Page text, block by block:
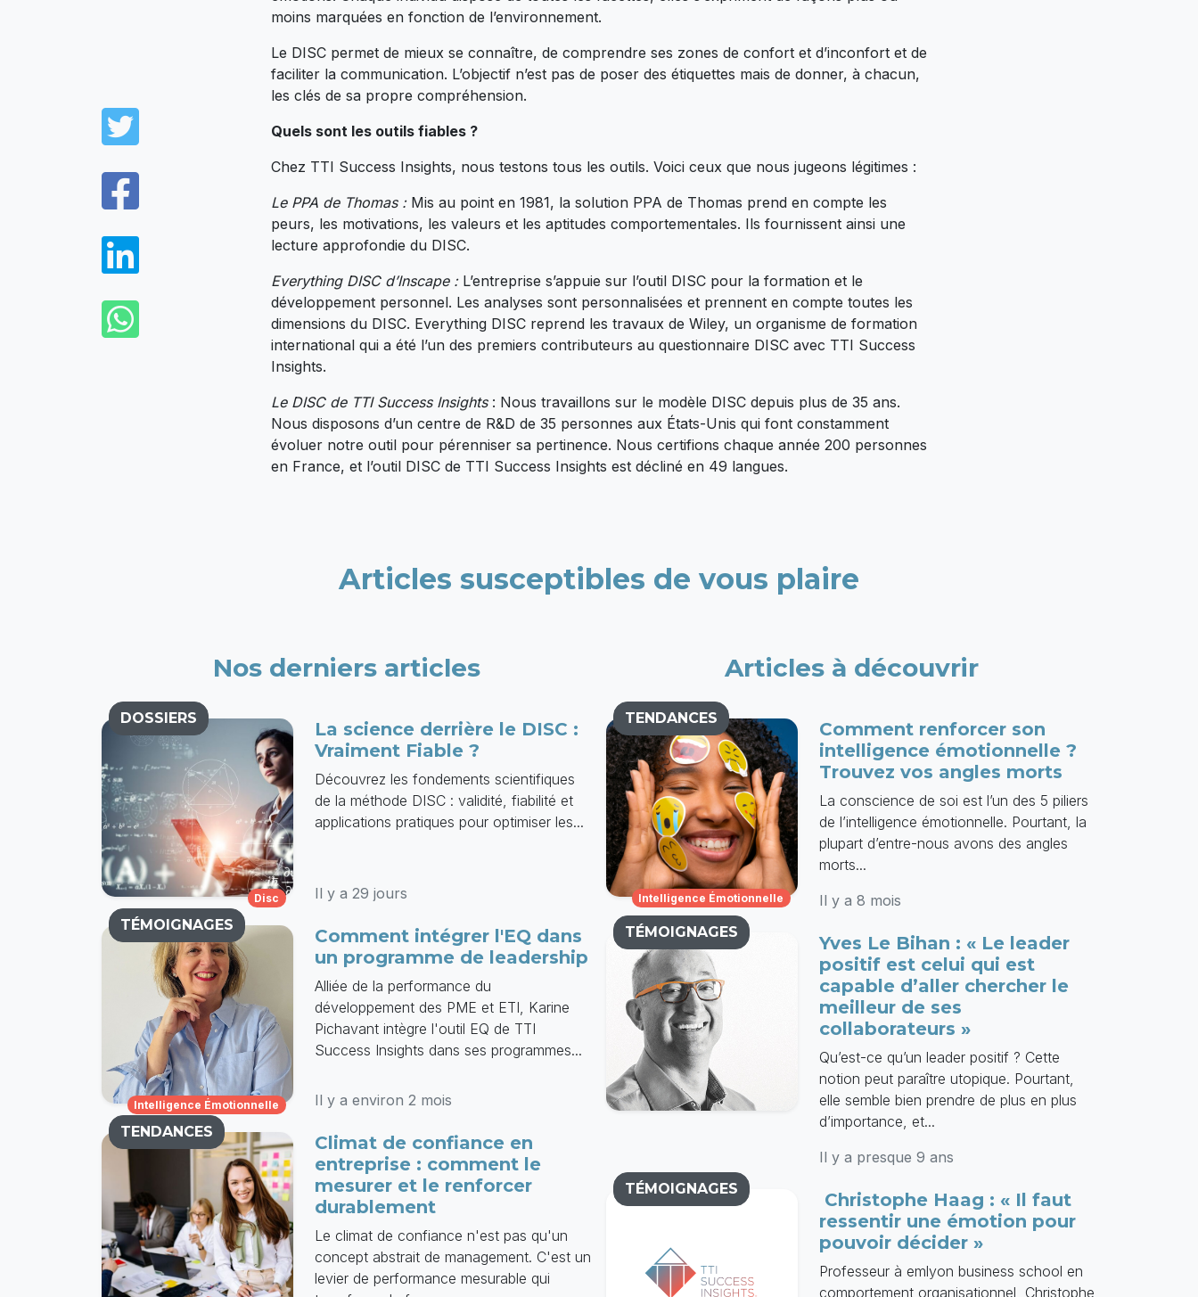
Twitter
Facebook
LinkedIn
WhatsApp
moins marquées en fonction de l’environnement.
Le DISC permet de mieux se connaître, de comprendre ses zones de confort et d’inconfort et de
faciliter la communication. L’objectif n’est pas de poser des étiquettes mais de donner, à chacun,
les clés de sa propre compréhension.
Quels sont les outils fiables ?
Chez TTI Success Insights, nous testons tous les outils. Voici ceux que nous jugeons légitimes :
Le PPA de Thomas :Mis au point en 1981, la solution PPA de Thomas prend en compte les
peurs, les motivations, les valeurs et les aptitudes comportementales. Ils fournissent ainsi une
lecture approfondie du DISC.
Everything DISC d’Inscape :L’entreprise s’appuie sur l’outil DISC pour la formation et le
développement personnel. Les analyses sont personnalisées et prennent en compte toutes les
dimensions du DISC. Everything DISC reprend les travaux de Wiley, un organisme de formation
international qui a été l’un des premiers contributeurs au questionnaire DISC avec TTI Success
Insights.
Le DISC de TTI Success Insights: Nous travaillons sur le modèle DISC depuis plus de 35 ans.
Nous disposons d’un centre de R&D de 35 personnes aux États-Unis qui font constamment
évoluer notre outil pour pérenniser sa pertinence. Nous certifions chaque année 200 personnes
en France, et l’outil DISC de TTI Success Insights est décliné en 49 langues.
Articles susceptibles de vous plaire
Nos derniers articles
DOSSIERS
Disc
La science derrière le DISC :
Vraiment Fiable ?
Découvrez les fondements scientifiques
de la méthode DISC : validité, fiabilité et
applications pratiques pour optimiser les...
Il y a 29 jours
TÉMOIGNAGES
Intelligence Émotionnelle
Comment intégrer l'EQ dans
un programme de leadership
Alliée de la performance du
développement des PME et ETI, Karine
Pichavant intègre l'outil EQ de TTI
Success Insights dans ses programmes...
Il y a environ 2 mois
TENDANCES
Climat de confiance en
entreprise : comment le
mesurer et le renforcer
durablement
Le climat de confiance n'est pas qu'un
concept abstrait de management. C'est un
levier de performance mesurable qui
Articles à découvrir
TENDANCES
Intelligence Émotionnelle
Comment renforcer son
intelligence émotionnelle ?
Trouvez vos angles morts
La conscience de soi est l’un des 5 piliers
de l’intelligence émotionnelle. Pourtant, la
plupart d’entre-nous avons des angles
morts...
Il y a 8 mois
TÉMOIGNAGES
Yves Le Bihan : « Le leader
positif est celui qui est
capable d’aller chercher le
meilleur de ses
collaborateurs »
Qu’est-ce qu’un leader positif ? Cette
notion peut paraître utopique. Pourtant,
elle semble bien prendre de plus en plus
d’importance, et...
Il y a presque 9 ans
TÉMOIGNAGES
Christophe Haag : « Il faut
ressentir une émotion pour
pouvoir décider »
Professeur à emlyon business school en
comportement organisationnel, Christophe